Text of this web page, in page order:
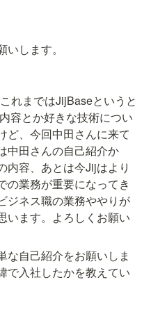
します。
れまではJijBaseというと
容とか好きな技術につい
ど、今回中田さんに来て
中田さんの自己紹介か
内容、あとは今Jijはより
の業務が重要になってき
ジネス職の業務ややりが
います。よろしくお願い
な自己紹介をお願いしま
で入社したかを教えてい